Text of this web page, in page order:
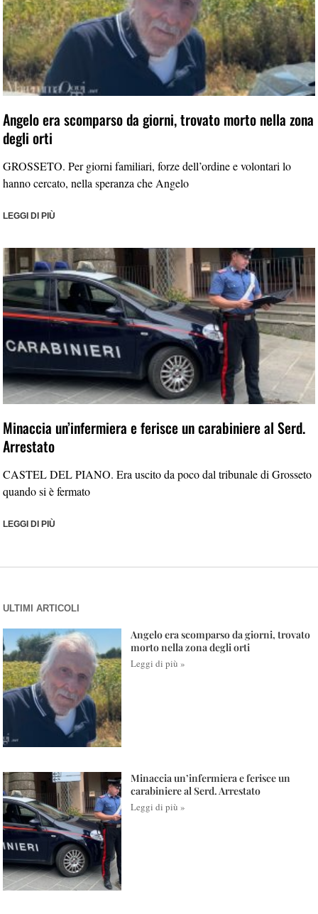
Angelo era scomparso da giorni, trovato morto nella zona
degli orti
GROSSETO. Per giorni familiari, forze dell’ordine e volontari lo
hanno cercato, nella speranza che Angelo
LEGGI DI PIÙ
Minaccia un’infermiera e ferisce un carabiniere al Serd.
Arrestato
CASTEL DEL PIANO. Era uscito da poco dal tribunale di Grosseto
quando si è fermato
LEGGI DI PIÙ
ULTIMI ARTICOLI
Angelo era scomparso da giorni, trovato
morto nella zona degli orti
Leggi di più »
Minaccia un’infermiera e ferisce un
carabiniere al Serd. Arrestato
Leggi di più »